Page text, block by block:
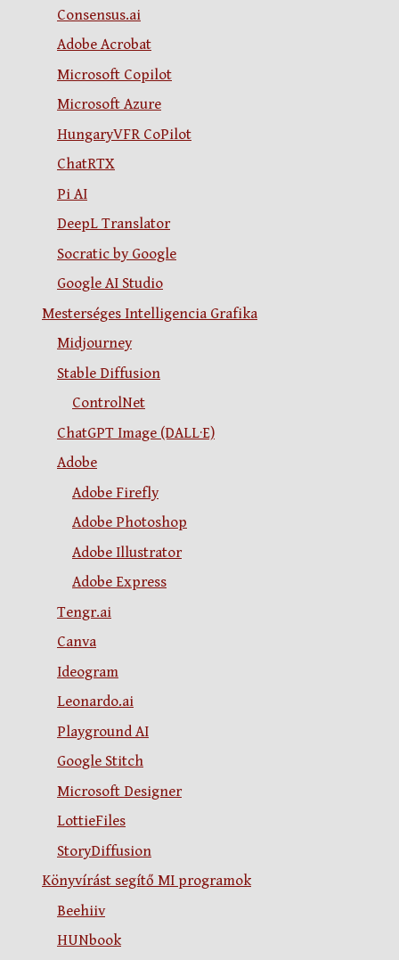
Consensus.ai
Adobe Acrobat
Microsoft Copilot
Microsoft Azure
HungaryVFR CoPilot
ChatRTX
Pi AI
DeepL Translator
Socratic by Google
Google AI Studio
Mesterséges Intelligencia Grafika
Midjourney
Stable Diffusion
ControlNet
ChatGPT Image (DALL·E)
Adobe
Adobe Firefly
Adobe Photoshop
Adobe Illustrator
Adobe Express
Tengr.ai
Canva
Ideogram
Leonardo.ai
Playground AI
Google Stitch
Microsoft Designer
LottieFiles
StoryDiffusion
Könyvírást segítő MI programok
Beehiiv
HUNbook